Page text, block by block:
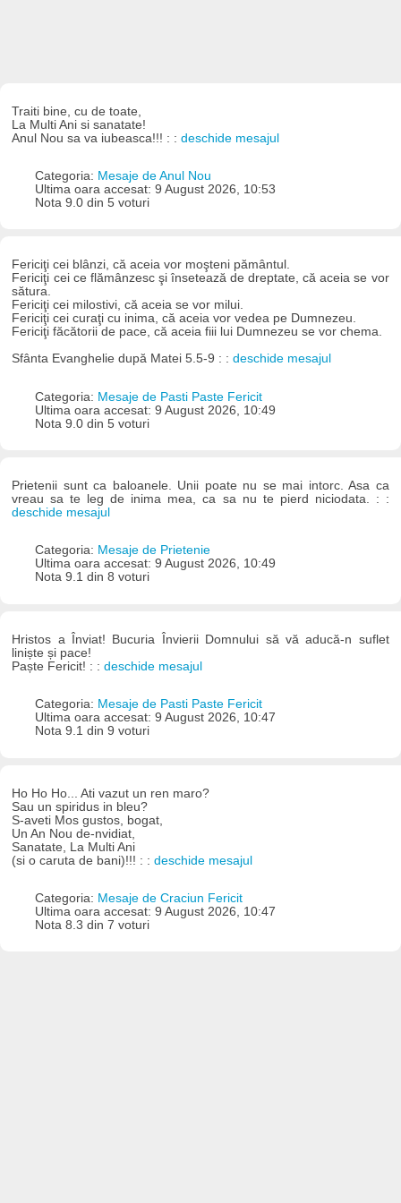
Traiti bine, cu de toate,
La Multi Ani si sanatate!
Anul Nou sa va iubeasca!!! : :deschide mesajul
Categoria: Mesaje de Anul Nou
Ultima oara accesat: 9 August 2026, 10:53
Nota 9.0 din 5 voturi
Fericiţi cei blânzi, că aceia vor moşteni pământul.
Fericiţi cei ce flămânzesc şi însetează de dreptate, că aceia se vor
sătura.
Fericiţi cei milostivi, că aceia se vor milui.
Fericiţi cei curaţi cu inima, că aceia vor vedea pe Dumnezeu.
Fericiţi făcătorii de pace, că aceia fiii lui Dumnezeu se vor chema.
Sfânta Evanghelie după Matei 5.5-9 : :deschide mesajul
Categoria: Mesaje de Pasti Paste Fericit
Ultima oara accesat: 9 August 2026, 10:49
Nota 9.0 din 5 voturi
Prietenii sunt ca baloanele. Unii poate nu se mai intorc. Asa ca
vreau sa te leg de inima mea, ca sa nu te pierd niciodata. : :
deschide mesajul
Categoria: Mesaje de Prietenie
Ultima oara accesat: 9 August 2026, 10:49
Nota 9.1 din 8 voturi
Hristos a Înviat! Bucuria Învierii Domnului să vă aducă-n suflet
liniște și pace!
Paște Fericit! : :deschide mesajul
Categoria: Mesaje de Pasti Paste Fericit
Ultima oara accesat: 9 August 2026, 10:47
Nota 9.1 din 9 voturi
Ho Ho Ho... Ati vazut un ren maro?
Sau un spiridus in bleu?
S-aveti Mos gustos, bogat,
Un An Nou de-nvidiat,
Sanatate, La Multi Ani
(si o caruta de bani)!!! : :deschide mesajul
Categoria: Mesaje de Craciun Fericit
Ultima oara accesat: 9 August 2026, 10:47
Nota 8.3 din 7 voturi